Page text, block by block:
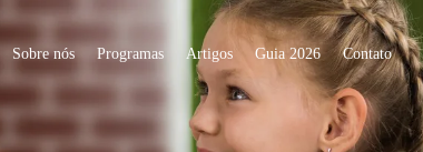
Sobre nós Programas Artigos Guia 2026 Contato